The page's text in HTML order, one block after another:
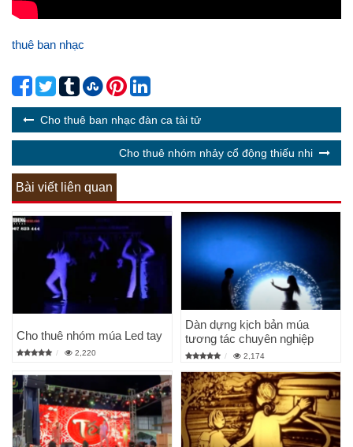
thuê ban nhạc
Cho thuê ban nhạc đàn ca tài tử
Cho thuê nhóm nhảy cổ động thiếu nhi
Bài viết liên quan
Cho thuê nhóm múa Led tay
2,220
Dàn dựng kịch bản múa
tương tác chuyên nghiệp
2,174